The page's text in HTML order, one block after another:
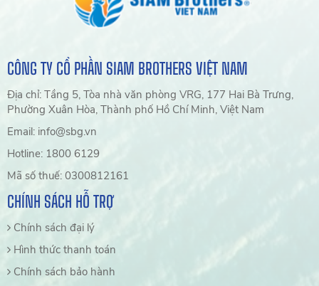
CÔNG TY CỔ PHẦN SIAM BROTHERS VIỆT NAM
Địa chỉ: Tầng 5, Tòa nhà văn phòng VRG, 177 Hai Bà Trưng,
Phường Xuân Hòa, Thành phố Hồ Chí Minh, Việt Nam
Email: info@sbg.vn
Hotline: 1800 6129
Mã số thuế: 0300812161
CHÍNH SÁCH HỖ TRỢ
Chính sách đại lý
Hình thức thanh toán
Chính sách bảo hành